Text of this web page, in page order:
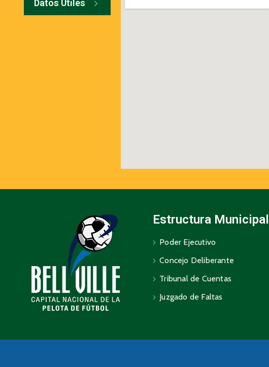
Datos Útiles
Estructura Municipal
Poder Ejecutivo
Concejo Deliberante
Tribunal de Cuentas
Juzgado de Faltas